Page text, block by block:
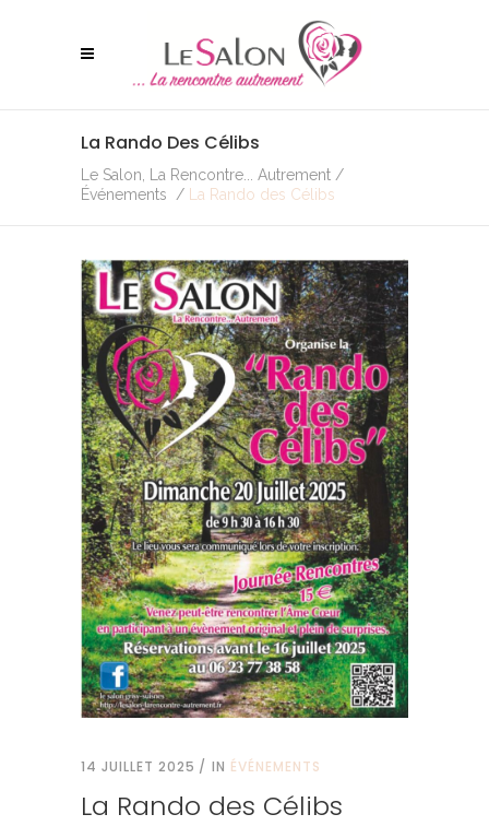
La Rando Des Célibs
Le Salon, La Rencontre... Autrement /
Événements / La Rando des Célibs
14 JUILLET 2025 IN ÉVÉNEMENTS
La Rando des Célibs